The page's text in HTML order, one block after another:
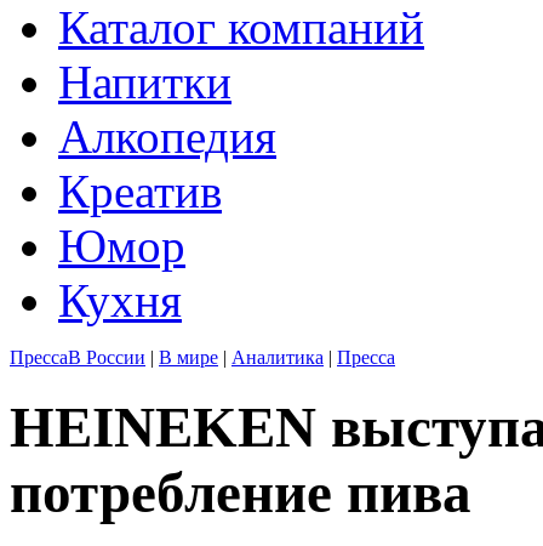
Каталог компаний
Напитки
Алкопедия
Креатив
Юмор
Кухня
ПрессаВ России | В мире | Аналитика | Пресса
HEINEKEN
потребление пива